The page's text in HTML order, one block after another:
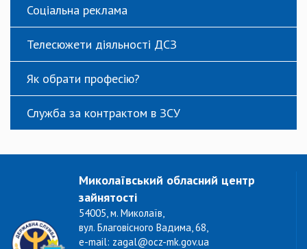
Соціальна реклама
Телесюжети діяльності ДСЗ
Як обрати професію?
Служба за контрактом в ЗСУ
Миколаївський обласний центр
зайнятості
54005, м. Миколаїв,
вул. Благовісного Вадима, 68,
e-mail: zagal@ocz-mk.gov.ua